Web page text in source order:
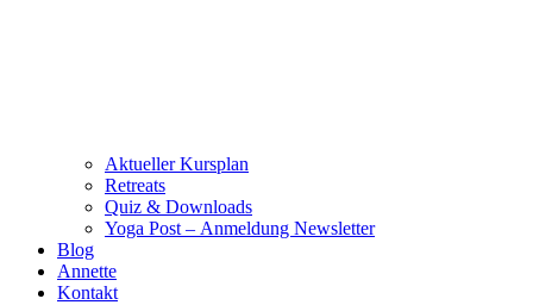
Aktueller Kursplan
Retreats
Quiz & Downloads
Yoga Post – Anmeldung Newsletter
Blog
Annette
Kontakt